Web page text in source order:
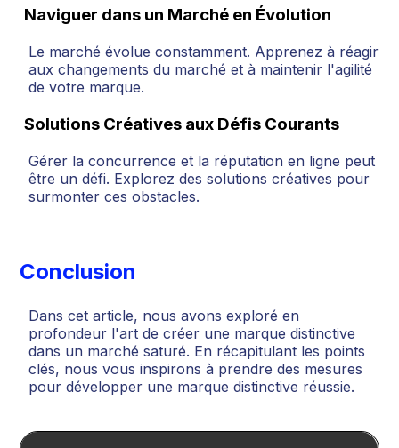
Naviguer dans un Marché en Évolution
Le marché évolue constamment. Apprenez à réagir
aux changements du marché et à maintenir l'agilité
de votre marque.
Solutions Créatives aux Défis Courants
Gérer la concurrence et la réputation en ligne peut
être un défi. Explorez des solutions créatives pour
surmonter ces obstacles.
Conclusion
Dans cet article, nous avons exploré en
profondeur l'art de créer une marque distinctive
dans un marché saturé. En récapitulant les points
clés, nous vous inspirons à prendre des mesures
pour développer une marque distinctive réussie.